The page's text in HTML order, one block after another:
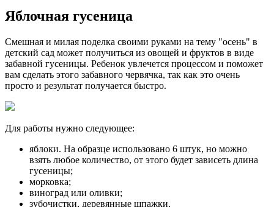
Яблочная гусеница
Смешная и милая поделка своими руками на тему "осень" в
детский сад может получиться из овощей и фруктов в виде
забавной гусеницы. Ребенок увлечется процессом и поможет
вам сделать этого забавного червячка, так как это очень
просто и результат получается быстро.
Для работы нужно следующее:
яблоки. На образце использовано 6 штук, но можно
взять любое количество, от этого будет зависеть длина
гусеницы;
морковка;
виноград или оливки;
зубочистки, деревянные шпажки.